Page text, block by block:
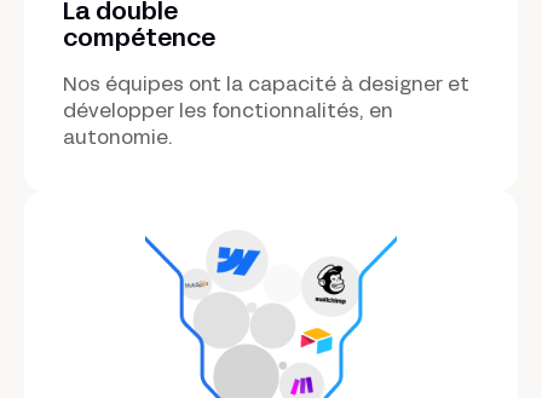
La double
compétence
Nos équipes ont la capacité à designer et
développer les fonctionnalités, en
autonomie.